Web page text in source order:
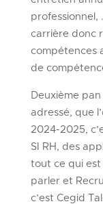
carrière donc
compétences
de
Deuxième
adressé, que
2024-2025,
SI RH, des
tout ce qui est
parler et
c’est Cegid